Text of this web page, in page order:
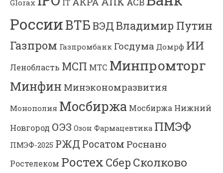
Glorax IT АСВ
РоссииВТБВЭДВладимир Путин
Газпром Газпромбанк Госдума Домрф ИИ
Ленобласть МСП МТС Минпромторг
Минфин Минэкономразвития
Монополия Мосбиржа Мосбиржа Нижний
Новгород ОЭЗ Озон Фармацевтика ПМЭФ
ПМЭФ-2025 РЖД Росатом Роснано
Ростелеком Ростех Сбер Сколково